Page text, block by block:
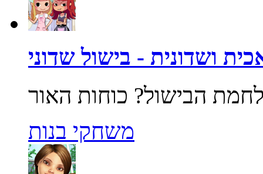
ושדונית - בישול שדוני
משחקי בנות